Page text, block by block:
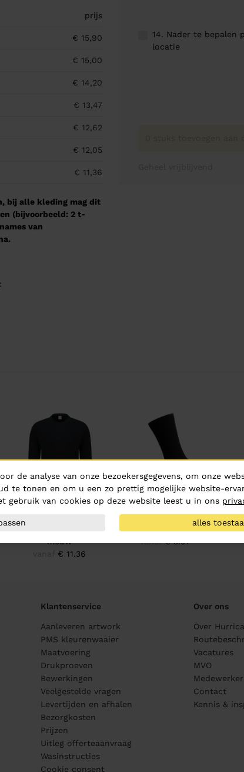
prijs
€ 15,90
€ 15,00
€ 14,20
€ 13,47
€ 12,62
€ 12,05
€ 11,36
bij alle kleding mag dit
(bijvoorbeeld: 2 t-
van
14. Nader te bepalen
locatie
Thermo Shirt Lange
mouw
€ 11.36
Hurricane Workwear
Werksok Thermo
vanaf€ 3.57
Klantenservice
Aanleveren artwork
PMS kleurenwaaier
Maatvoering
Drukproeven
Bewerkingen
Veelgestelde vragen
Levertijden en afhalen
Bezorgkosten
Prijzen
Uitleg offerteaanvraag
Wasinstructies
Cookie consent
Over ons
Over
Vacatures
MVO
Contact
Kennis &
de analyse van onze bezoekersgegevens, om onze
te tonen en om u een zo prettig mogelijke website-
gebruik van cookies op deze website leest u in ons
alles